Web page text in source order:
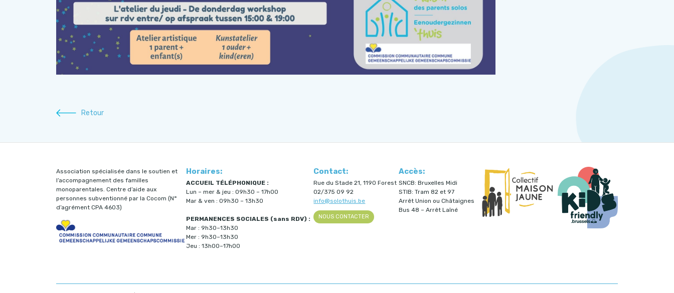
Retour
Association spécialisée dans le soutien et
l’accompagnement des familles
monoparentales. Centre d’aide aux
personnes subventionné par la Cocom (N°
d’agrément CPA 4603)
Horaires:
ACCUEIL TÉLÉPHONIQUE :
Lun – mer & jeu : 09h30 – 17h00
Mar & ven : 09h30 – 13h30
PERMANENCES SOCIALES (sans RDV) :
Mar : 9h30–13h30
Mer : 9h30–13h30
Jeu : 13h00–17h00
Contact:
Rue du Stade 21, 1190 Forest
02/375 09 92
info@solothuis.be
NOUS CONTACTER
Accès:
SNCB: Bruxelles Midi
STIB: Tram 82 et 97
Arrêt Union ou Châtaignes
Bus 48 – Arrêt Laîné